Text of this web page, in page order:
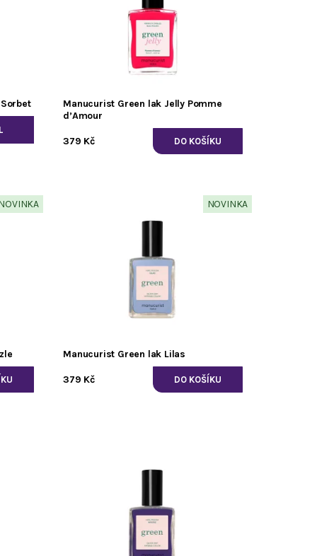
Manucurist Green lak Jelly Pomme
d’Amour
379 Kč
NOVINKA
Manucurist Green lak Lilas
379 Kč